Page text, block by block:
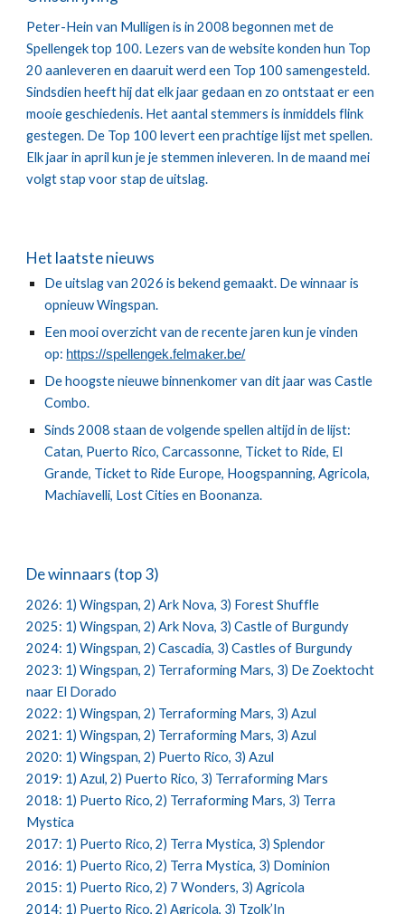
Peter-Hein van Mulligen is in 2008 begonnen met de
Spellengek top 100. Lezers van de website konden hun Top
20 aanleveren en daaruit werd een Top 100 samengesteld.
Sindsdien heeft hij dat elk jaar gedaan en zo ontstaat er een
mooie geschiedenis. Het aantal stemmers is inmiddels flink
gestegen. De Top 100 levert een prachtige lijst met spellen.
Elk jaar in april kun je je stemmen inleveren. In de maand mei
volgt stap voor stap de uitslag.
Het laatste nieuws
De uitslag van 2026 is bekend gemaakt. De winnaar is
opnieuw Wingspan.
Een mooi overzicht van de recente jaren kun je vinden
op: https://spellengek.felmaker.be/
De hoogste nieuwe binnenkomer van dit jaar was Castle
Combo.
Sinds 2008 staan de volgende spellen altijd in de lijst:
Catan, Puerto Rico, Carcassonne, Ticket to Ride, El
Grande, Ticket to Ride Europe, Hoogspanning, Agricola,
Machiavelli, Lost Cities en Boonanza.
De winnaars (top 3)
2026: 1) Wingspan, 2) Ark Nova, 3) Forest Shuffle
2025: 1) Wingspan, 2) Ark Nova, 3) Castle of Burgundy
2024: 1) Wingspan, 2) Cascadia, 3) Castles of Burgundy
2023: 1) Wingspan, 2) Terraforming Mars, 3) De Zoektocht
naar El Dorado
2022: 1) Wingspan, 2) Terraforming Mars, 3) Azul
2021: 1) Wingspan, 2) Terraforming Mars, 3) Azul
2020: 1) Wingspan, 2) Puerto Rico, 3) Azul
2019: 1) Azul, 2) Puerto Rico, 3) Terraforming Mars
2018: 1) Puerto Rico, 2) Terraforming Mars, 3) Terra
Mystica
2017: 1) Puerto Rico, 2) Terra Mystica, 3) Splendor
2016: 1) Puerto Rico, 2) Terra Mystica, 3) Dominion
2015: 1) Puerto Rico, 2) 7 Wonders, 3) Agricola
2014: 1) Puerto Rico, 2) Agricola, 3) Tzolk’In